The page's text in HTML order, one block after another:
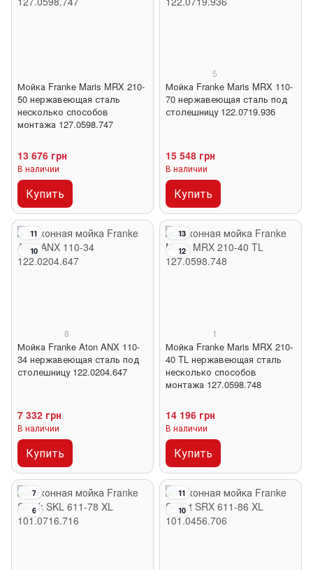
Мойка Franke Maris MRX 210-
50 нержавеющая сталь
несколько способов
монтажа 127.0598.747
13 676 грн
В наличии
Купить
5
Мойка Franke Maris MRX 110-
70 нержавеющая сталь под
столешницу 122.0719.936
15 548 грн
В наличии
Купить
11
10
8
Мойка Franke Aton ANX 110-
34 нержавеющая сталь под
столешницу 122.0204.647
7 332 грн
В наличии
Купить
13
12
1
Мойка Franke Maris MRX 210-
40 TL нержавеющая сталь
несколько способов
монтажа 127.0598.748
14 196 грн
В наличии
Купить
7
6
11
10